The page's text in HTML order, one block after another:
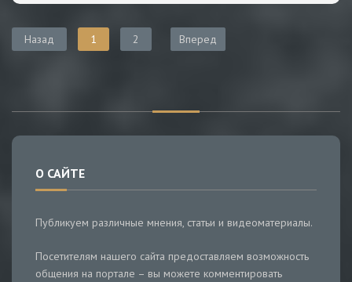
Назад 1 2 Вперед
О САЙТЕ
Публикуем различные мнения, статьи и видеоматериалы.
Посетителям нашего сайта предоставляем возможность
общения на портале – вы можете комментировать